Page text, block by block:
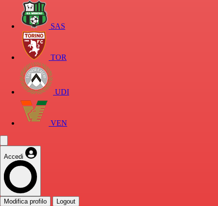
SAS
TOR
UDI
VEN
Accedi
Modifica profilo Logout